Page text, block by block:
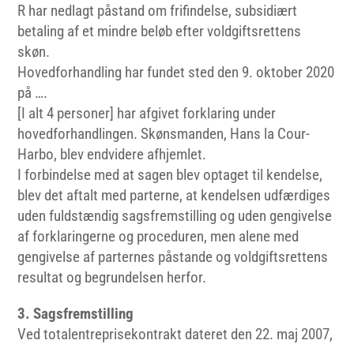
R har nedlagt påstand om frifindelse, subsidiært
betaling af et mindre beløb efter voldgiftsrettens
skøn.
Hovedforhandling har fundet sted den 9. oktober 2020
på ….
[I alt 4 personer] har afgivet forklaring under
hovedforhandlingen. Skønsmanden, Hans la Cour-
Harbo, blev endvidere afhjemlet.
I forbindelse med at sagen blev optaget til kendelse,
blev det aftalt med parterne, at kendelsen udfærdiges
uden fuldstændig sagsfremstilling og uden gengivelse
af forklaringerne og proceduren, men alene med
gengivelse af parternes påstande og voldgiftsrettens
resultat og begrundelsen herfor.
3. Sagsfremstilling
Ved totalentreprisekontrakt dateret den 22. maj 2007,